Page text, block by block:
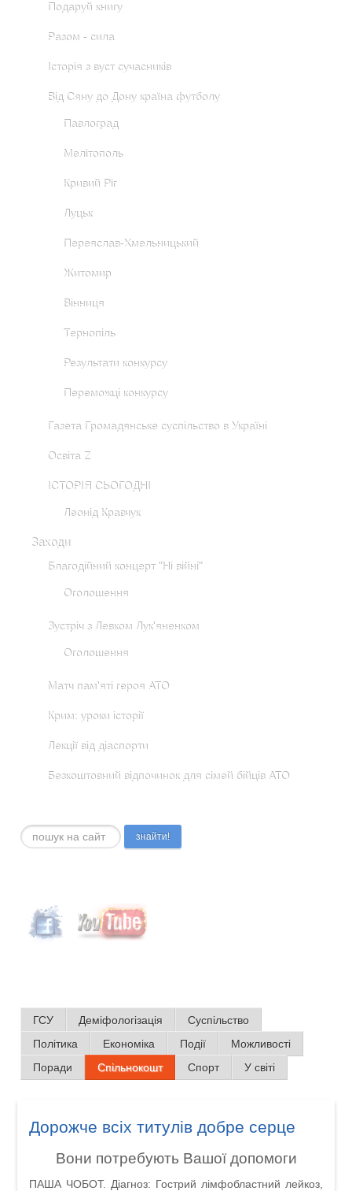
Подаруй книгу
Разом - сила
Історія з вуст сучасників
Від Сяну до Дону країна футболу
Павлоград
Мелітополь
Кривий Ріг
Луцьк
Переяслав-Хмельницький
Житомир
Вінниця
Тернопіль
Результати конкурсу
Переможці конкурсу
Газета Громадянське суспільство в Україні
Освіта Z
ІСТОРІЯ СЬОГОДНІ
Леонід Кравчук
Заходи
Благодійний концерт "Ні війні"
Оголошення
Зустріч з Левком Лук'яненком
Оголошення
Матч пам'яті героя АТО
Крим: уроки історії
Лекції від діаспорти
Безкоштовний відпочинок для сімей бійців АТО
Пошук... знайти!
ГСУ Деміфологізація
Суспільство
Політика
Економіка Події
Можливості
Поради
Спільнокошт Спорт У світі
Дорожче всіх титулів добре серце
Вони потребують Вашої допомоги
ПАША ЧОБОТ. Діагноз: Гострий лімфобластний лейкоз,